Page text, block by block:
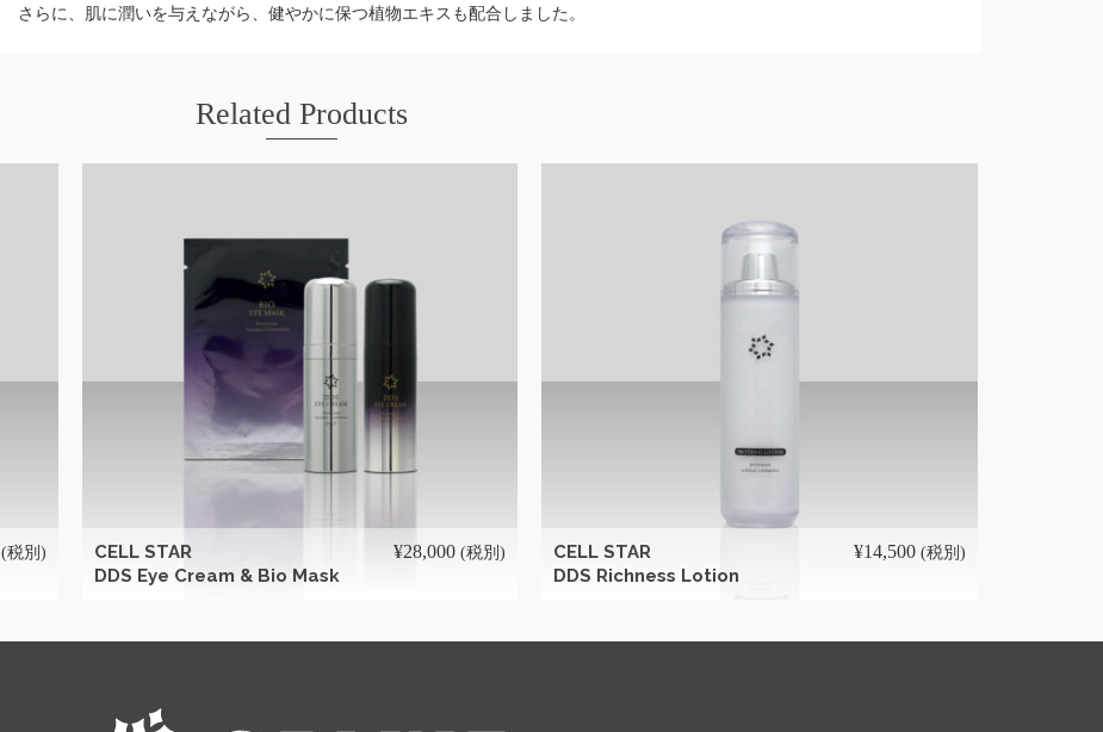
さらに、肌に潤いを与えながら、健やかに保つ植物エキスも配合しました。
Related Products
(税別)
CELL STAR
DDS Eye Cream & Bio Mask
¥28,000 (税別)
続きを読む
CELL STAR
DDS Richness Lotion
¥14,500 (税別)
続きを読む